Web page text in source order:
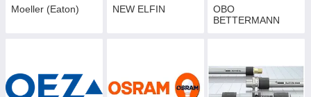
Moeller (Eaton) NEW ELFIN
OBO
BETTERMANN